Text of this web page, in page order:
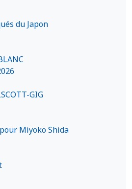
du Japon
GIG
Miyoko Shida